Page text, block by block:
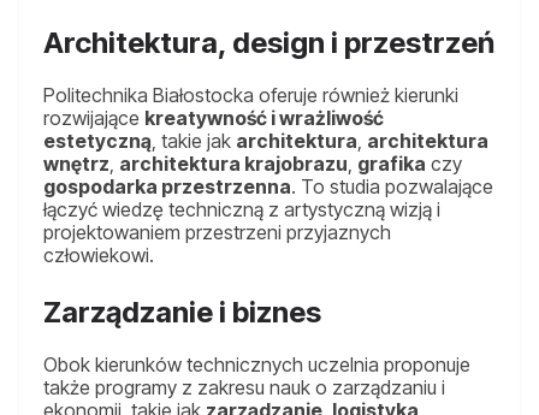
Architektura, design i przestrzeń
Politechnika Białostocka oferuje również kierunki
rozwijające kreatywność i wrażliwość
estetyczną, takie jak architektura, architektura
wnętrz, architektura krajobrazu, grafika czy
gospodarka przestrzenna. To studia pozwalające
łączyć wiedzę techniczną z artystyczną wizją i
projektowaniem przestrzeni przyjaznych
człowiekowi.
Zarządzanie i biznes
Obok kierunków technicznych uczelnia proponuje
także programy z zakresu nauk o zarządzaniu i